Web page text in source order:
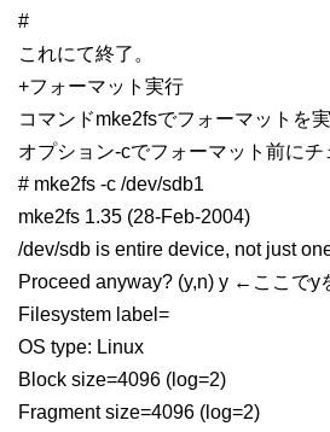
#
これにて終了。
+フォーマット実行
コマンドmke2fsでフォーマットを実
オプション-cでフォーマット前にチ
# mke2fs -c /dev/sdb1
mke2fs 1.35 (28-Feb-2004)
/dev/sdb is entire device, not just
Proceed anyway? (y,n) y ←ここでy
Filesystem label=
OS type: Linux
Block size=4096 (log=2)
Fragment size=4096 (log=2)